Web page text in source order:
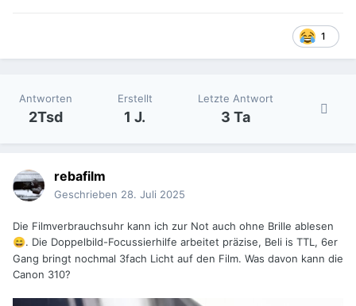
1
Antworten
2Tsd
Erstellt
1 J.
Letzte Antwort
3 Ta
rebafilm
Geschrieben 28. Juli 2025
Die Filmverbrauchsuhr kann ich zur Not auch ohne Brille ablesen
😄. Die Doppelbild-Focussierhilfe arbeitet präzise, Beli is TTL, 6er
Gang bringt nochmal 3fach Licht auf den Film. Was davon kann die
Canon 310?